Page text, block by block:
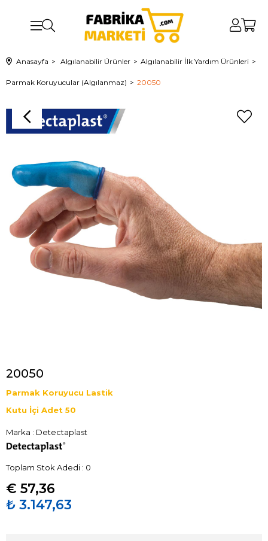
Anasayfa Algılanabilir Ürünler Algılanabilir İlk Yardım Ürünleri
Parmak Koruyucular (Algılanmaz) 20050
20050
Parmak Koruyucu Lastik
Kutu İçi Adet 50
Marka : Detectaplast
Toplam Stok Adedi : 0
€ 57,36
₺ 3.147,63